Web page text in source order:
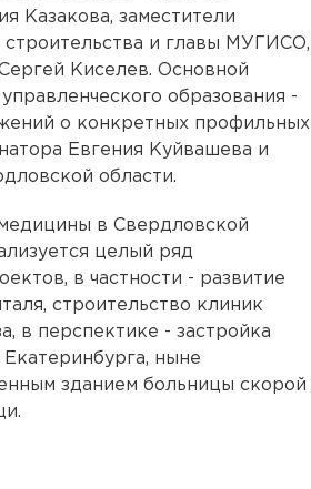
Казакова, заместители
строительства и главы МУГИСО,
Киселев. Основной
образования -
о конкретных профильных
Евгения Куйвашева и
области.
в Свердловской
целый ряд
в частности - развитие
строительство клиник
в перспектике - застройка
ныне
зданием больницы скорой